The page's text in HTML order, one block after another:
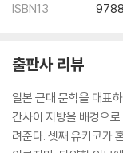
ISBN13
출판사 리뷰
일본 근대 문학을 대표
간사이 지방을 배경으
려준다. 셋째 유키코가